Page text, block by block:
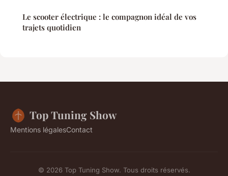
Le scooter électrique : le compagnon idéal de vos
trajets quotidien
Top Tuning Show
Mentions légalesContact
© 2026 Top Tuning Show. Tous droits réservés.